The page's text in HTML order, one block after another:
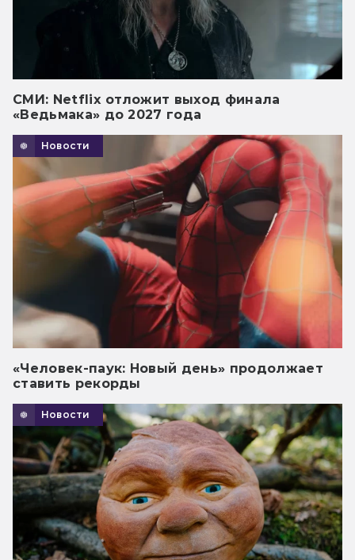
СМИ: Netflix отложит выход финала
«Ведьмака» до 2027 года
Новости
«Человек-паук: Новый день» продолжает
ставить рекорды
Новости